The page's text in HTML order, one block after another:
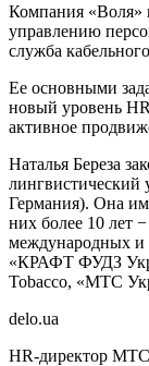
Компания «Воля»
управлению
служба
Ее основными
новый уровень
активное
Наталья Береза
лингвистический
Германия). Она
них более 10 лет
международных и
«КРАФТ ФУДЗ
Tobacco, «МТС
delo.ua
HR-директор